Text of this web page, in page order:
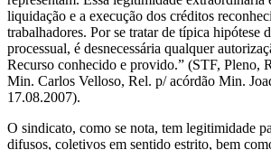
liquidação e a execução dos créditos
trabalhadores. Por se tratar de típica hipótese
processual, é desnecessária qualquer
Recurso conhecido e provido.” (STF, Pleno,
Min. Carlos Velloso, Rel. p/ acórdão Min.
17.08.2007).
O sindicato, como se nota, tem legitimidade
difusos, coletivos em sentido estrito, bem